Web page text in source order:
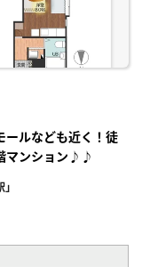
ールなども近く！徒
マンション♪♪